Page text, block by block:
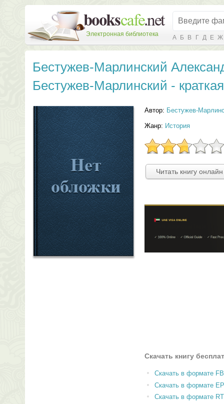
Электронная библиотека А Б В Г Д Е Ж
Бестужев-Марлинский
Бестужев-Марлинский -
Автор: Бестужев-
Жанр: История
Читать книгу
Скачать книгу
Скачать в формате
Скачать в формате
Скачать в формате